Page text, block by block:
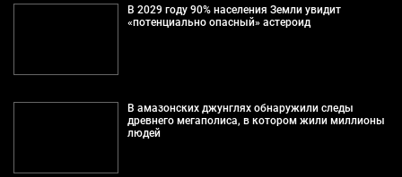
В 2029 году 90% населения Земли увидит
«потенциально опасный» астероид
В амазонских джунглях обнаружили следы
древнего мегаполиса, в котором жили миллионы
людей